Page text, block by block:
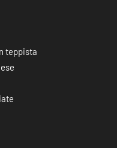
teppista